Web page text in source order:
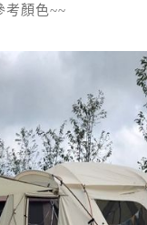
考顏色~~